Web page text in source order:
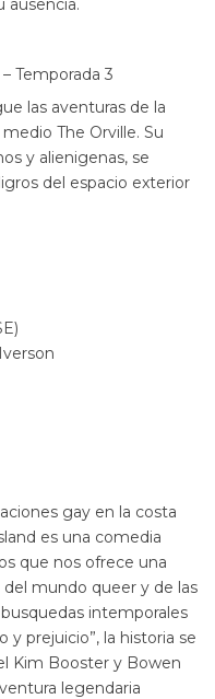
ausencia.
Temporada 3
las aventuras de la
The Orville. Su
y alienigenas, se
del espacio exterior
gay en la costa
es una comedia
que nos ofrece una
mundo queer y de las
intemporales
y prejuicio”, la historia se
Kim Booster y Bowen
legendaria